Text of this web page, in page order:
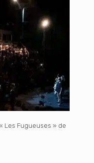
Les Fugueuses » de